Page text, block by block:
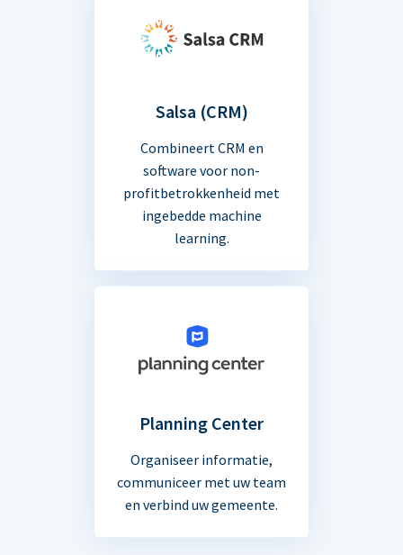
Salsa (CRM)
Combineert CRM en
software voor non-
profitbetrokkenheid met
ingebedde machine
learning.
Planning Center
Organiseer informatie,
communiceer met uw team
en verbind uw gemeente.